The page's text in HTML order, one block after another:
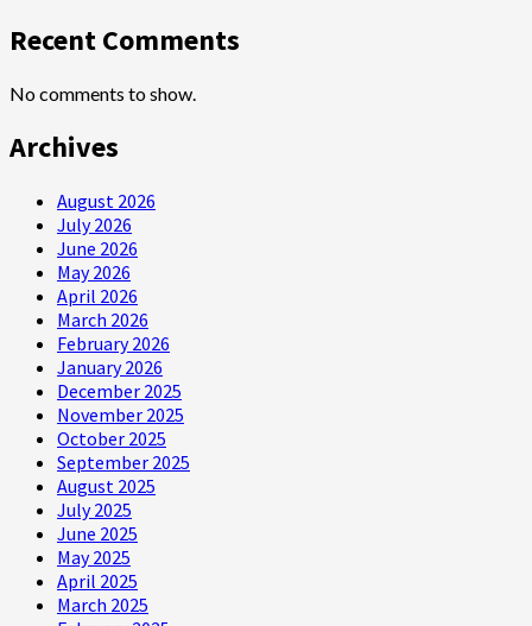
Recent Comments
No comments to show.
Archives
August 2026
July 2026
June 2026
May 2026
April 2026
March 2026
February 2026
January 2026
December 2025
November 2025
October 2025
September 2025
August 2025
July 2025
June 2025
May 2025
April 2025
March 2025